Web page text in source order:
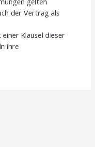
der Vertrag als
Klausel dieser
ihre